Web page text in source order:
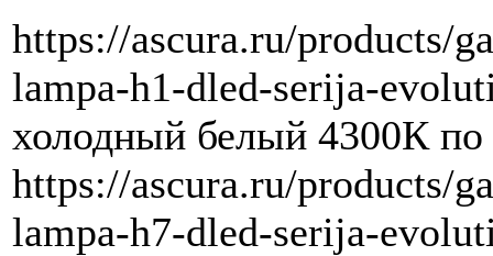
https://ascura.ru/products/
lampa-h1-dled-serija-
холодный белый 4300К
https://ascura.ru/products/
lampa-h7-dled-serija-